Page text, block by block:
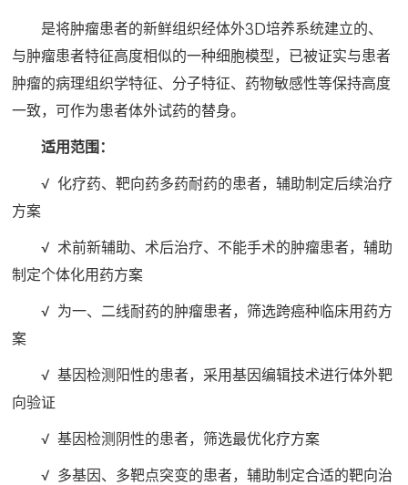
是将肿瘤患者的新鲜组织经体外3D培养系统建立的、
与肿瘤患者特征高度相似的一种细胞模型，已被证实与患者
肿瘤的病理组织学特征、分子特征、药物敏感性等保持高度
一致，可作为患者体外试药的替身。
适用范围：
√ 化疗药、靶向药多药耐药的患者，辅助制定后续治疗
方案
√ 术前新辅助、术后治疗、不能手术的肿瘤患者，辅助
制定个体化用药方案
√ 为一、二线耐药的肿瘤患者，筛选跨癌种临床用药方
案
√ 基因检测阳性的患者，采用基因编辑技术进行体外靶
向验证
√ 基因检测阴性的患者，筛选最优化疗方案
√ 多基因、多靶点突变的患者，辅助制定合适的靶向治